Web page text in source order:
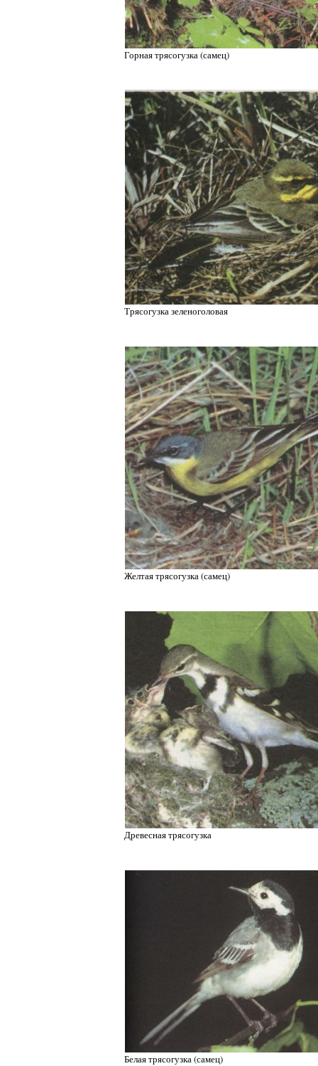
Горная трясогузка (самец)
Трясогузка зеленоголовая
Желтая трясогузка (самец)
Древесная трясогузка
Белая трясогузка (самец)